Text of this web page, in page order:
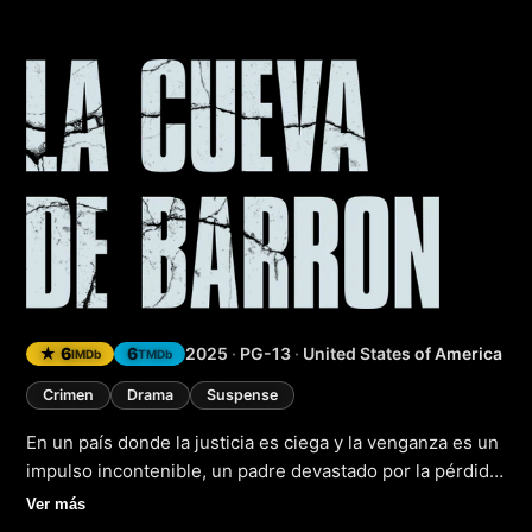
Barron’s Cove
★ 6IMDb 6TMDb 2025 · PG-13 · United States of America
Crimen Drama Suspense
En un país donde la justicia es ciega y la venganza es un
impulso incontenible, un padre devastado por la pérdida
de su pequeño, se ve obligado a tomar una decisión
Ver más